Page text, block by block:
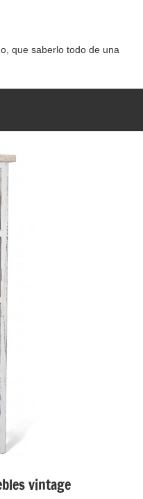
que saberlo todo de una
vintage